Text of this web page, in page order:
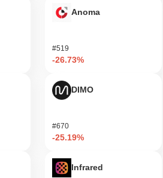
настройка валидаторов способствует
дополнительно укрепляет защиту
с какими-либо спорами
которая может привести к
что делает его высокорисковым
безопасности и возможности "rug
под угрозу средства
что дополнительно усложняет
доверие инвесторов.
Anoma
#519
-26.73%
DIMO
#670
-25.19%
Infrared